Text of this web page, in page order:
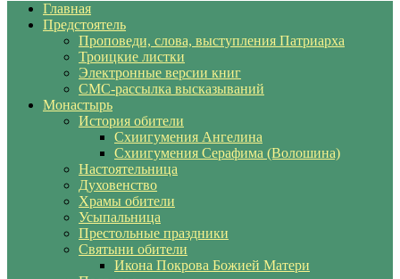
Главная
Предстоятель
Проповеди, слова, выступления Патриарха
Троицкие листки
Электронные версии книг
СМС-рассылка высказываний
Монастырь
История обители
Схиигумения Ангелина
Схиигумения Серафима (Волошина)
Настоятельница
Духовенство
Храмы обители
Усыпальница
Престольные праздники
Святыни обители
Икона Покрова Божией Матери